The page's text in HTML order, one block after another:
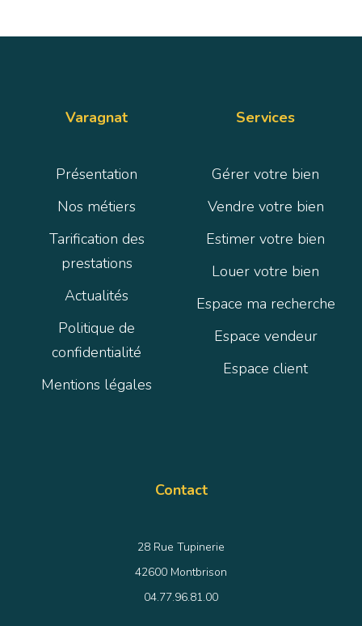
Varagnat
Présentation
Nos métiers
Tarification des
prestations
Actualités
Politique de
confidentialité
Mentions légales
Services
Gérer votre bien
Vendre votre bien
Estimer votre bien
Louer votre bien
Espace ma recherche
Espace vendeur
Espace client
Contact
28 Rue Tupinerie
42600 Montbrison
04.77.96.81.00